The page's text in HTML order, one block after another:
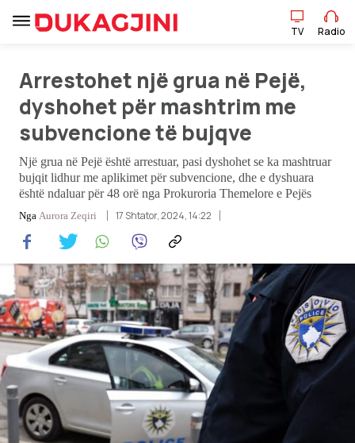
Lajme
Sport
Pikëpamje
Art Jete
Kulturë
Showbiz
Ekonomi
Teknologji
TV Radio
Arrestohet një grua në Pejë,
dyshohet për mashtrim me
subvencione të bujqve
Një grua në Pejë është arrestuar, pasi dyshohet se ka mashtruar
bujqit lidhur me aplikimet për subvencione, dhe e dyshuara
është ndaluar për 48 orë nga Prokuroria Themelore e Pejës
Nga Aurora Zeqiri 17 Shtator, 2024, 14:22